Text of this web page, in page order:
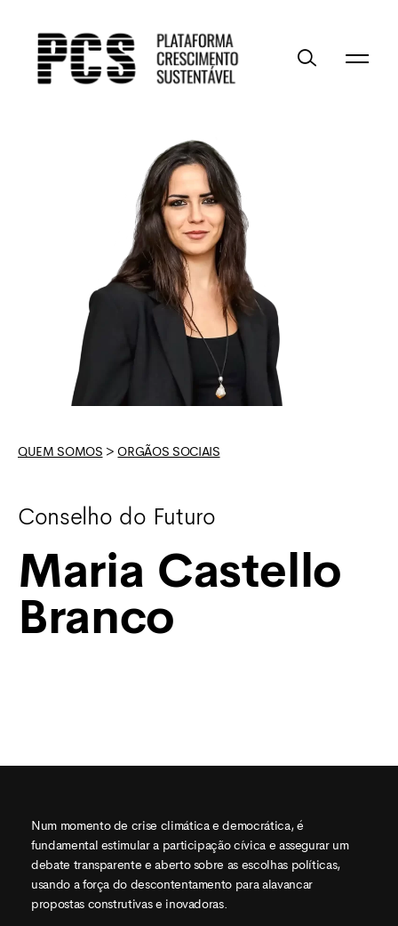
QUEM SOMOS >ORGÃOS SOCIAIS
Conselho do Futuro
Maria Castello
Branco
Num momento de crise climática e democrática, é
fundamental estimular a participação cívica e assegurar um
debate transparente e aberto sobre as escolhas políticas,
usando a força do descontentamento para alavancar
propostas construtivas e inovadoras.